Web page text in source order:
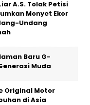
Dinas
A.S. Tolak Petisi
Monyet Ekor
Muda